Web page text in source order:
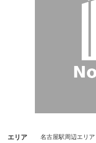
エリア 名古屋駅周辺エリア